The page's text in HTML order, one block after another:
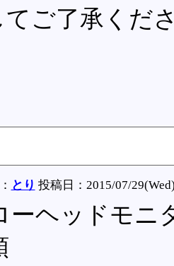
てご了承くだ
とり 投稿日：2015/07/
ーヘッドモ